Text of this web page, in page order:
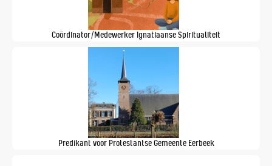
Coördinator/Medewerker Ignatiaanse Spiritualiteit
Predikant voor Protestantse Gemeente Eerbeek